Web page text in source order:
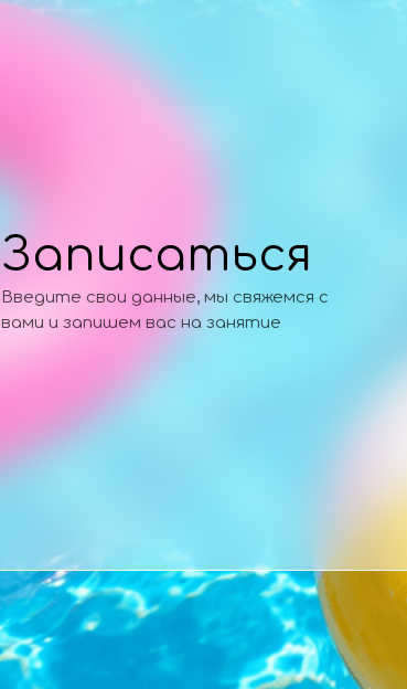
Записаться
Введите свои данные, мы свяжемся с
вами и запишем вас на занятие